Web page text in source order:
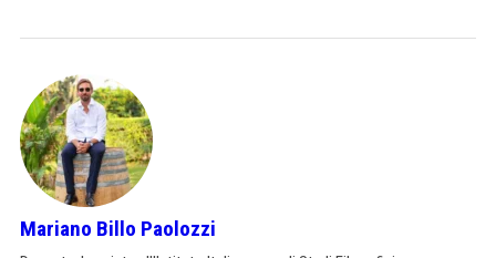
Mariano Billo Paolozzi